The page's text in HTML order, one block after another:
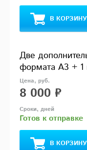
В КОРЗИНУ
Две
формата А3 + 1
8 000 ₽
Готов к отправке
В КОРЗИНУ